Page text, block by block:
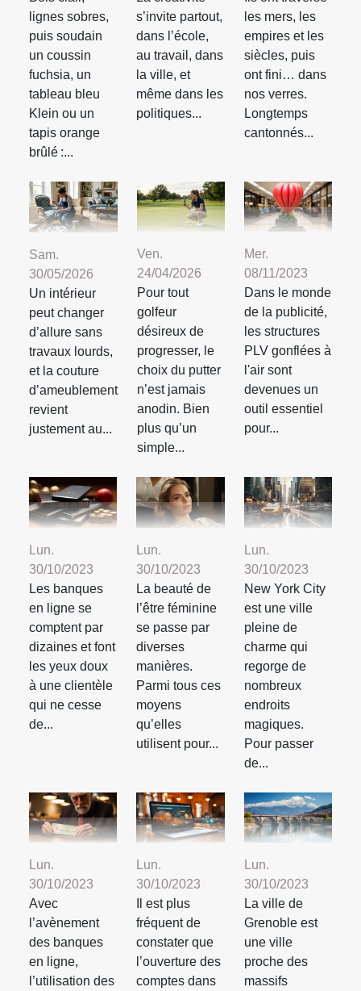
lignes sobres,
puis soudain
un coussin
fuchsia, un
tableau bleu
Klein ou un
tapis orange
brûlé :...
s’invite partout,
dans l’école,
au travail, dans
la ville, et
même dans les
politiques...
les mers, les
empires et les
siècles, puis
ont fini… dans
nos verres.
Longtemps
cantonnés...
Sam.
30/05/2026
Un intérieur
peut changer
d’allure sans
travaux lourds,
et la couture
d’ameublement
revient
justement au...
Ven.
24/04/2026
Pour tout
golfeur
désireux de
progresser, le
choix du putter
n’est jamais
anodin. Bien
plus qu’un
simple...
Mer.
08/11/2023
Dans le monde
de la publicité,
les structures
PLV gonflées à
l'air sont
devenues un
outil essentiel
pour...
Lun.
30/10/2023
Les banques
en ligne se
comptent par
dizaines et font
les yeux doux
à une clientèle
qui ne cesse
de...
Lun.
30/10/2023
La beauté de
l’être féminine
se passe par
diverses
manières.
Parmi tous ces
moyens
qu’elles
utilisent pour...
Lun.
30/10/2023
New York City
est une ville
pleine de
charme qui
regorge de
nombreux
endroits
magiques.
Pour passer
de...
Lun.
30/10/2023
Avec
l’avènement
des banques
en ligne,
l’utilisation des
Lun.
30/10/2023
Il est plus
fréquent de
constater que
l’ouverture des
comptes dans
Lun.
30/10/2023
La ville de
Grenoble est
une ville
proche des
massifs